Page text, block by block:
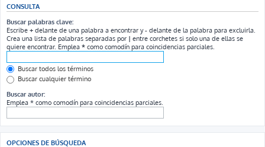
CONSULTA
Buscar palabras clave:
Escribe + delante de una palabra a encontrar y- delante de la palabra para excluirla.
Crea una lista de palabras separadas por | entre corchetes si solo una de ellas se
quiere encontrar. Emplea * como comodín para coincidencias parciales.
Buscar todos los términos
Buscar cualquier término
Buscar autor:
Emplea * como comodín para coincidencias parciales.
OPCIONES DE BÚSQUEDA